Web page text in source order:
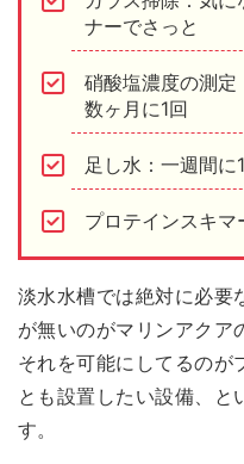
ナーでさっと
硝酸塩濃度の測定
数ヶ月に1回
足し水：一週間に
プロテインスキマ
淡水水槽では絶対に必要
が無いのがマリンアクア
それを可能にしてるのが
とも設置したい設備、と
す。